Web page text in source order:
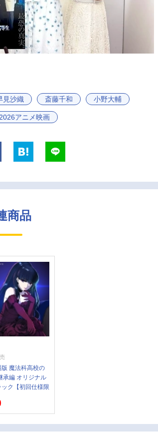
見沙織 斎藤千和 小野大輔
アニメ映画
商品
版 魔法科高校の
承編 オリジナル
ク【初回仕様限